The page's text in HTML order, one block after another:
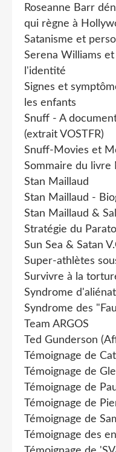
Roseanne Barr
qui règne à
Satanisme et
Serena Williams
l'identité
Signes et
les enfants
Snuff - A
(extrait VOSTFR)
Snuff-Movies et
Sommaire du livre
Stan Maillaud
Stan Maillaud -
Stan Maillaud &
Stratégie du
Sun Sea & Satan
Super-athlètes
Survivre à la
Syndrome
Syndrome des
Team ARGOS
Ted Gunderson
Témoignage de
Témoignage de
Témoignage de
Témoignage de
Témoignage de
Témoignage des